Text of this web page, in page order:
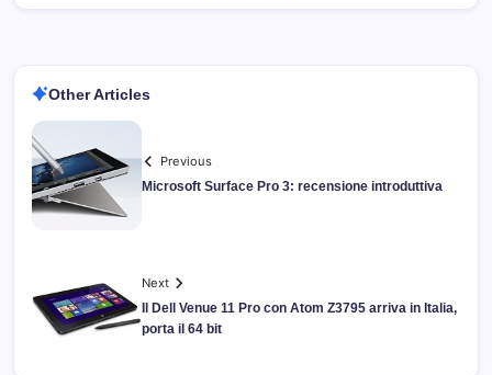
Other Articles
Previous
Microsoft Surface Pro 3: recensione introduttiva
Next
Il Dell Venue 11 Pro con Atom Z3795 arriva in Italia,
porta il 64 bit